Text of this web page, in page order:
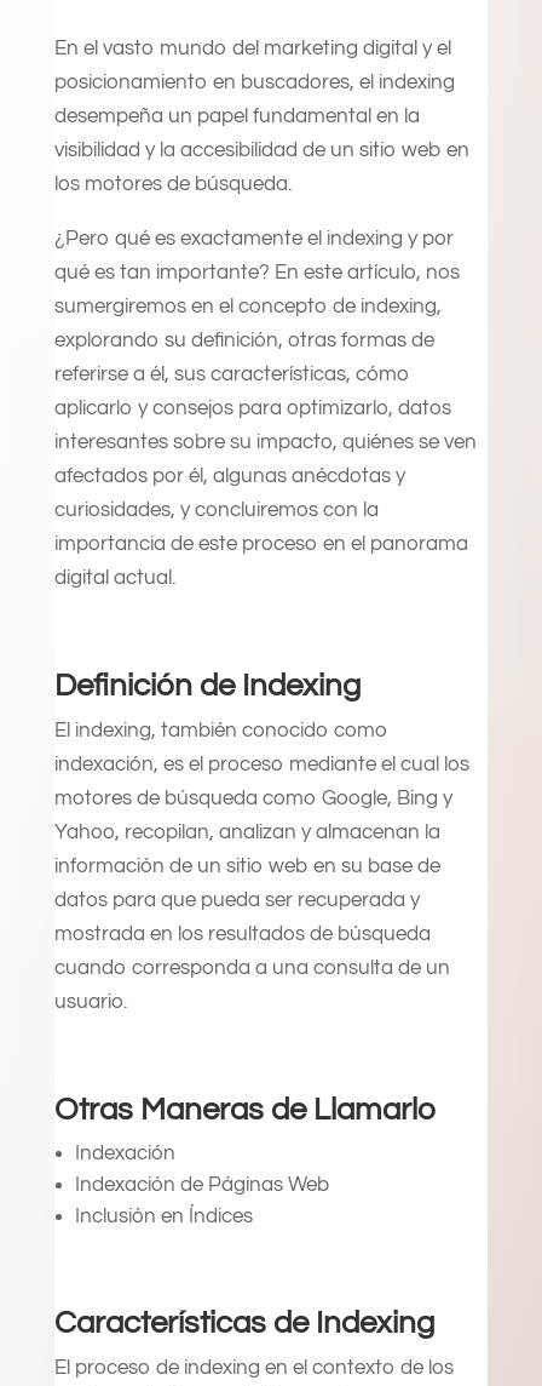
En el vasto mundo del marketing digital y el
posicionamiento en buscadores, el indexing
desempeña un papel fundamental en la
visibilidad y la accesibilidad de un sitio web en
los motores de búsqueda.
¿Pero qué es exactamente el indexing y por
qué es tan importante? En este artículo, nos
sumergiremos en el concepto de indexing,
explorando su definición, otras formas de
referirse a él, sus características, cómo
aplicarlo y consejos para optimizarlo, datos
interesantes sobre su impacto, quiénes se ven
afectados por él, algunas anécdotas y
curiosidades, y concluiremos con la
importancia de este proceso en el panorama
digital actual.
Definición de Indexing
El indexing, también conocido como
indexación, es el proceso mediante el cual los
motores de búsqueda como Google, Bing y
Yahoo, recopilan, analizan y almacenan la
información de un sitio web en su base de
datos para que pueda ser recuperada y
mostrada en los resultados de búsqueda
cuando corresponda a una consulta de un
usuario.
Otras Maneras de Llamarlo
Indexación
Indexación de Páginas Web
Inclusión en Índices
Características de Indexing
El proceso de indexing en el contexto de los